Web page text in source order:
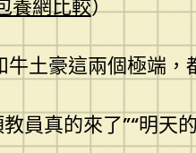
養網比較）
牛土豪這兩個極端
員真的來了”“明天